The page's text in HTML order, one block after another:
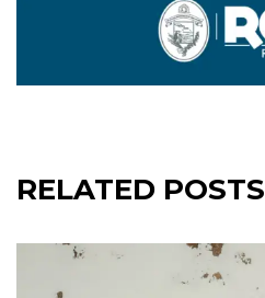
RELATED POSTS